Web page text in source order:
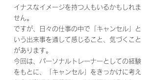
イナスなイメージを持つ人もいるかもしれま
せん。
ですが、日々の仕事の中で「キャンセル」と
いう出来事を通して感じること、気づくこと
があります。
今回は、パーソナルトレーナーとしての経験
をもとに、「キャンセル」をきっかけに考え